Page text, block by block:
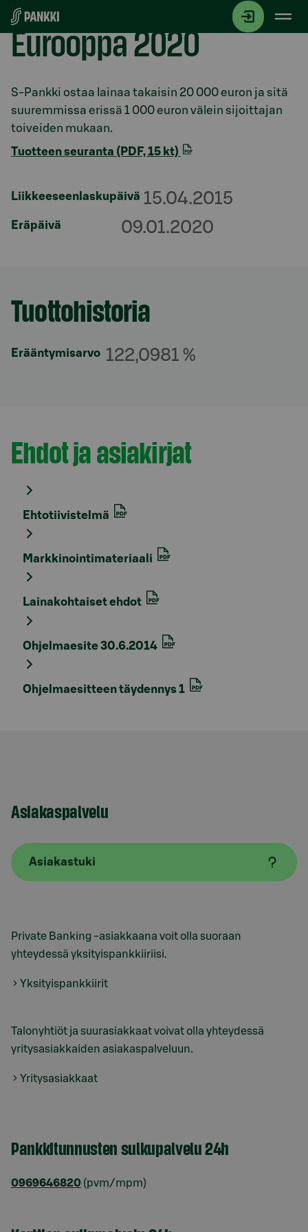
Siirry suoraan sisältöön
Eurooppa 2020
Osio otsikolla
S-Pankki ostaa lainaa takaisin 20 000 euron ja sitä
suuremmissa erissä 1 000 euron välein sijoittajan
toiveiden mukaan.
Tuotteen seuranta (PDF, 15 kt)
Liikkeeseenlaskupäivä 15.04.2015
Eräpäivä 09.01.2020
Osio otsikolla
Tuottohistoria
Erääntymisarvo 122,0981 %
Osio otsikolla
Ehdot ja asiakirjat
Ehtotiivistelmä
Markkinointimateriaali
Lainakohtaiset ehdot
Ohjelmaesite 30.6.2014
Ohjelmaesitteen täydennys 1
Asiakaspalvelu
Asiakastuki
Private Banking -asiakkaana voit olla suoraan
yhteydessä yksityispankkiiriisi.
Yksityispankkiirit
Talonyhtiöt ja suurasiakkaat voivat olla yhteydessä
yritysasiakkaiden asiakaspalveluun.
Yritysasiakkaat
Pankkitunnusten sulkupalvelu 24h
0969646820 (pvm/mpm)